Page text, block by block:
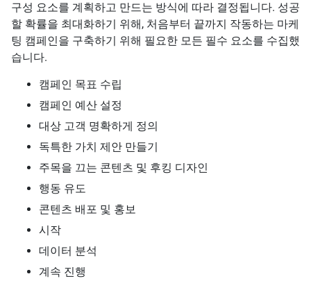
구성 요소를 계획하고 만드는 방식에 따라 결정됩니다. 성공
할 확률을 최대화하기 위해, 처음부터 끝까지 작동하는 마케
팅 캠페인을 구축하기 위해 필요한 모든 필수 요소를 수집했
습니다.
캠페인 목표 수립
캠페인 예산 설정
대상 고객 명확하게 정의
독특한 가치 제안 만들기
주목을 끄는 콘텐츠 및 후킹 디자인
행동 유도
콘텐츠 배포 및 홍보
시작
데이터 분석
계속 진행